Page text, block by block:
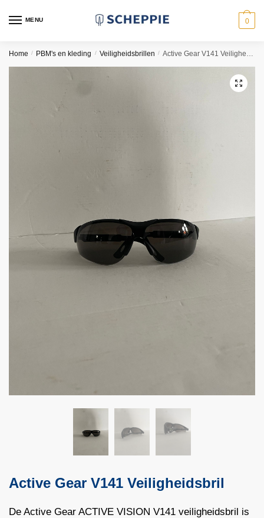
MENU 0
Home / PBM's en kleding / Veiligheidsbrillen / Active Gear V141 Veiligheidsbril
🔍
Active Gear V141 Veiligheidsbril
De Active Gear ACTIVE VISION V141 veiligheidsbril is